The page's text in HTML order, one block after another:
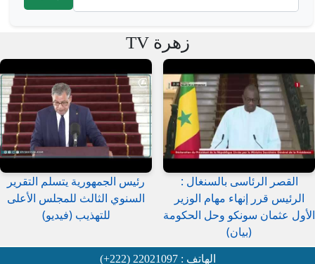
زهرة TV
القصر الرئاسى بالسنغال :
الرئيس قرر إنهاء مهام الوزير
الأول عثمان سونكو وحل الحكومة
(بيان)
رئيس الجمهورية يتسلم التقرير
السنوي الثالث للمجلس الأعلى
للتهذيب (فيديو)
الهاتف : 22021097 (222+)